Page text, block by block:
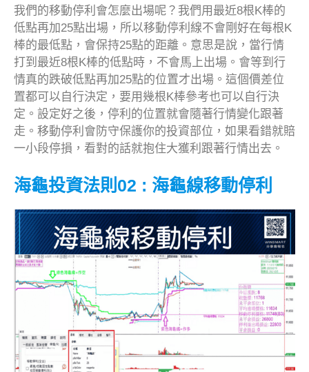
我們的移動停利會怎麼出場呢？我們用最近8根K棒的
低點再加25點出場，所以移動停利線不會剛好在每根K
棒的最低點，會保持25點的距離。意思是說，當行情
打到最近8根K棒的低點時，不會馬上出場。會等到行
情真的跌破低點再加25點的位置才出場。這個價差位
置都可以自行決定，要用幾根K棒參考也可以自行決
定。設定好之後，停利的位置就會隨著行情變化跟著
走。移動停利會防守保護你的投資部位，如果看錯就賠
一小段停損，看對的話就抱住大獲利跟著行情出去。
海龜投資法則02 : 海龜線移動停利